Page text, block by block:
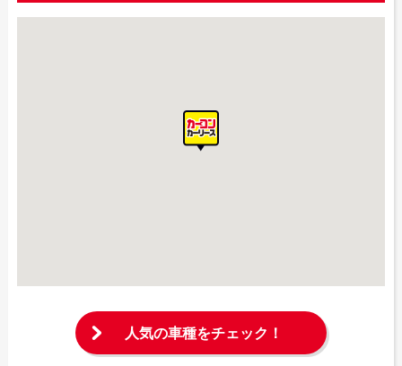
人気の車種をチェック！